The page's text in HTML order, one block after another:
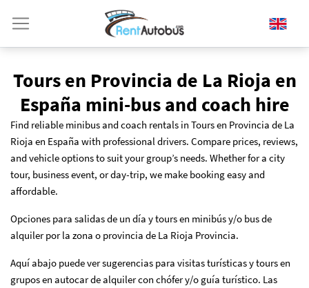
Tours en Provincia de La Rioja en
España mini-bus and coach hire
Find reliable minibus and coach rentals in Tours en Provincia de La
Rioja en España with professional drivers. Compare prices, reviews,
and vehicle options to suit your group’s needs. Whether for a city
tour, business event, or day-trip, we make booking easy and
affordable.
Opciones para salidas de un día y tours en minibús y/o bus de
alquiler por la zona o provincia de La Rioja Provincia.
Aquí abajo puede ver sugerencias para visitas turísticas y tours en
grupos en autocar de alquiler con chófer y/o guía turístico. Las